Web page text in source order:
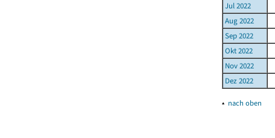
Jul 2022
Aug 2022
Sep 2022
Okt 2022
Nov 2022
Dez 2022
▴ nach oben